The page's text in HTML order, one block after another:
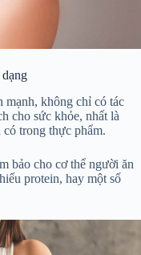
mạnh, không chỉ có tác
cho sức khỏe, nhất là
trong thực phẩm.
bảo cho cơ thể người ăn
protein, hay một số